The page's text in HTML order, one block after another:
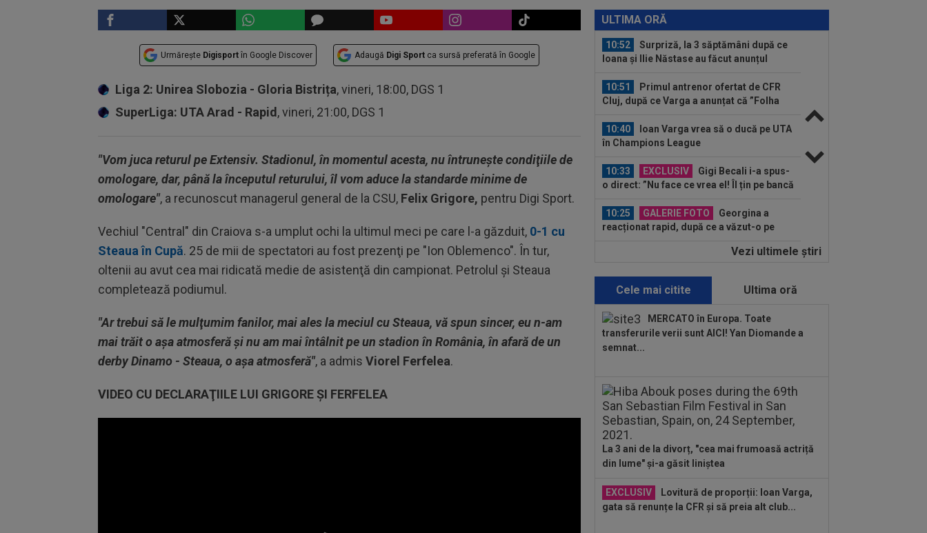
Urmărește Digisport în Google Discover Adaugă Digi Sport ca sursă preferată în Google
Liga 2: Unirea Slobozia - Gloria Bistrița, vineri, 18:00, DGS 1
SuperLiga: UTA Arad - Rapid , vineri, 21:00, DGS 1
"Vom juca returul pe Extensiv. Stadionul, în momentul acesta, nu întruneşte condiţiile de
omologare, dar, până la începutul returului, îl vom aduce la standarde minime de
omologare", a recunoscut managerul general de la CSU, Felix Grigore, pentru Digi Sport.
Vechiul "Central" din Craiova s-a umplut ochi la ultimul meci pe care l-a găzduit, 0-1 cu
Steaua în Cupă. 25 de mii de spectatori au fost prezenţi pe "Ion Oblemenco". În tur,
oltenii au avut cea mai ridicată medie de asistenţă din campionat. Petrolul şi Steaua
completează podiumul.
"Ar trebui să le mulţumim fanilor, mai ales la meciul cu Steaua, vă spun sincer, eu n-am
mai trăit o aşa atmosferă şi nu am mai întâlnit pe un stadion în România, în afară de un
derby Dinamo - Steaua, o aşa atmosferă", a admis Viorel Ferfelea.
VIDEO CU DECLARAŢIILE LUI GRIGORE ŞI FERFELEA
ULTIMA ORĂ
pentru transferul lui Rodri de la...
10:52
Surpriză, la 3 săptămâni după ce
Ioana și Ilie Năstase au făcut anunțul
10:51
Primul antrenor ofertat de CFR
Cluj, după ce Varga a anunțat că ”Folha
10:40
Ioan Varga vrea să o ducă pe UTA
în Champions League
10:33 EXCLUSIV
Gigi Becali i-a spus-
o direct: ”Nu face ce vrea el! Îl țin pe bancă
10:25
GALERIE FOTO
Georgina a
reacționat rapid, după ce a văzut-o pe
Ce a pățit jucătorul transportat cu
11:25
Pep Guardiola l-a sunat pe Rodri
și l-a convins să semneze
11:13
A făcut anunțul despre Ștefan
Baiaram: ”5-6 milioane de euro. E printre
pentru a-l susține pe Gianni Infantino
10:57
S-a aflat câți bani oferă Barcelona
pentru transferul lui Rodri de la...
Vezi ultimele ştiri
Cele mai citite Ultima oră
MERCATO în Europa. Toate
transferurile verii sunt AICI! Yan Diomande a
semnat...
La 3 ani de la divorț, "cea mai frumoasă actriță
din lume" și-a găsit liniștea
EXCLUSIV
Lovitură de proporții: Ioan Varga,
gata să renunțe la CFR și să preia alt club...